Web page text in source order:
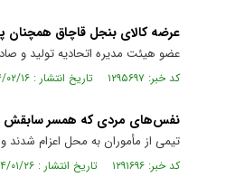
عرضه کالای بنجل قاچاق همچنان
عضو هیئت مدیره اتحادیه تولید
کد خبر: ۱۲۹۵۶۹۷ تاریخ انتشار : ۱۴۰۴/۰۲/۱۶
نفس‌های مردی که همسر سابقش
تیمی از مأموران به محل اعزام شدند و مقابل
کد خبر: ۱۲۹۱۶۹۶ تاریخ انتشار : ۱۴۰۴/۰۱/۲۶